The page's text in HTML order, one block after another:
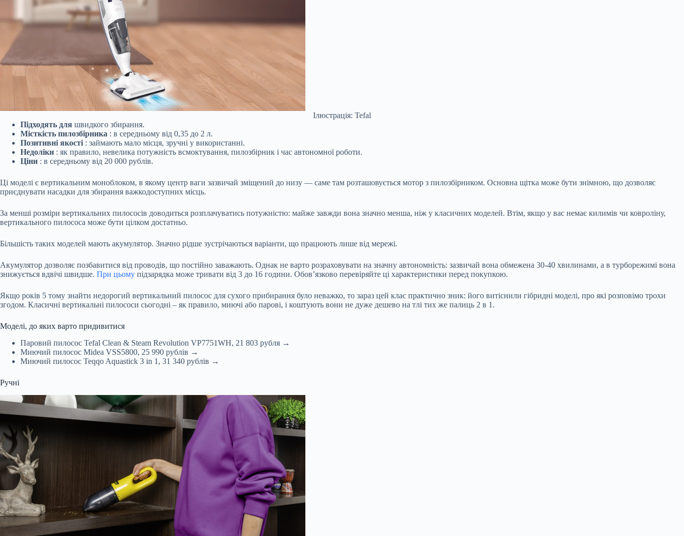
Ілюстрація: Tefal
Підходять для швидкого збирання.
Місткість пилозбірника : в середньому від 0,35 до 2 л.
Позитивні якості : займають мало місця, зручні у використанні.
Недоліки : як правило, невелика потужність всмоктування, пилозбірник і час автономної роботи.
Ціни : в середньому від 20 000 рублів.
Ці моделі є вертикальним моноблоком, в якому центр ваги зазвичай зміщений до низу — саме там розташовується мотор з пилозбірником. Основна щітка може бути знімною, що дозволяє
приєднувати насадки для збирання важкодоступних місць.
За менші розміри вертикальних пилососів доводиться розплачуватись потужністю: майже завжди вона значно менша, ніж у класичних моделей. Втім, якщо у вас немає килимів чи ковроліну,
вертикального пилососа може бути цілком достатньо.
Більшість таких моделей мають акумулятор. Значно рідше зустрічаються варіанти, що працюють лише від мережі.
Акумулятор дозволяє позбавитися від проводів, що постійно заважають. Однак не варто розраховувати на значну автономність: зазвичай вона обмежена 30-40 хвилинами, а в турборежимі вона
знижується вдвічі швидше. При цьому підзарядка може тривати від 3 до 16 години. Обов’язково перевіряйте ці характеристики перед покупкою.
Якщо років 5 тому знайти недорогий вертикальний пилосос для сухого прибирання було неважко, то зараз цей клас практично зник: його витіснили гібридні моделі, про які розповімо трохи
згодом. Класичні вертикальні пилососи сьогодні – як правило, миючі або парові, і коштують вони не дуже дешево на тлі тих же палиць 2 в 1.
Моделі, до яких варто придивитися
Паровий пилосос Tefal Clean & Steam Revolution VP7751WH, 21 803 рубля →
Миючий пилосос Midea VSS5800, 25 990 рублів →
Миючий пилосос Teqqo Aquastick 3 in 1, 31 340 рублів →
Ручні